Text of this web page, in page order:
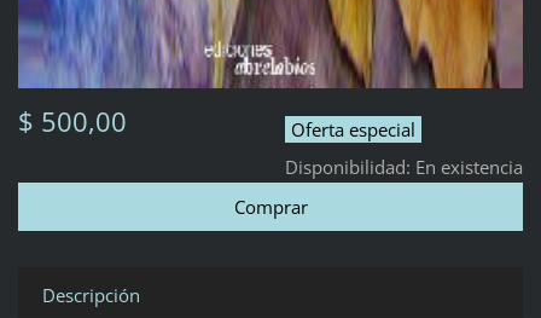
Oferta especial
Disponibilidad: En existencia
$ 500,00
Descripción